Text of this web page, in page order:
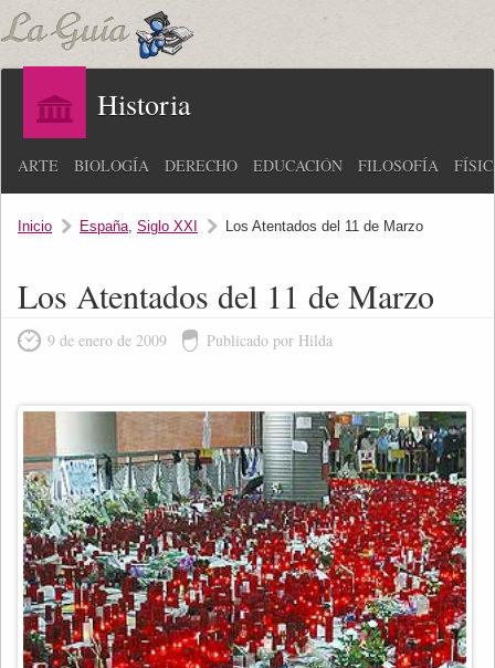
Historia
ARTE BIOLOGÍA DERECHO EDUCACIÓN FILOSOFÍA
Inicio España, Siglo XXI Los Atentados del 11 de Marzo
Los Atentados del 11 de Marzo
9 de enero de 2009 Publicado por Hilda